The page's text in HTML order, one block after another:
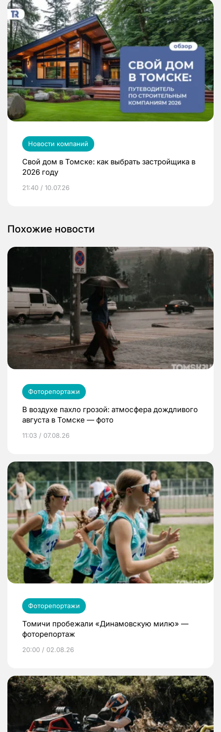
Новости компаний
Свой дом в Томске: как выбрать застройщика в
2026 году
21:40 / 10.07.26
Похожие новости
Фоторепортажи
В воздухе пахло грозой: атмосфера дождливого
августа в Томске — фото
11:03 / 07.08.26
Фоторепортажи
Томичи пробежали «Динамовскую милю» —
фоторепортаж
20:00 / 02.08.26